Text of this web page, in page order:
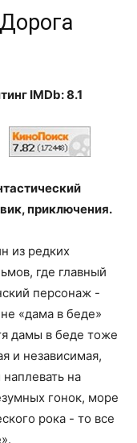
IMDb: 8.1
приключения.
из редких
где главный
персонаж -
«дама в беде»
дамы в беде тоже
и независимая,
на
гонок, море
рока - то все